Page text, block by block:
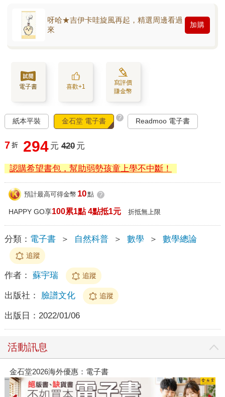
呀哈★吉伊卡哇旋風再起，精選周邊看過
來
加購
電子書 喜歡+1
寫評價
賺金幣
紙本平裝 金石堂 電子書 ? Readmoo 電子書
7 折 294 元 420 元
認購希望書包，幫助弱勢孩童上學不中斷！
預計最高可得金幣 10點 ?
HAPPY GO享100累1點 4點抵1元 折抵無上限
分類： 電子書 ＞ 自然科普 ＞ 數學 ＞ 數學總論
追蹤
作者： 蘇宇瑞 追蹤
出版社： 臉譜文化 追蹤
出版日： 2022/01/06
活動訊息
金石堂2026海外優惠：電子書